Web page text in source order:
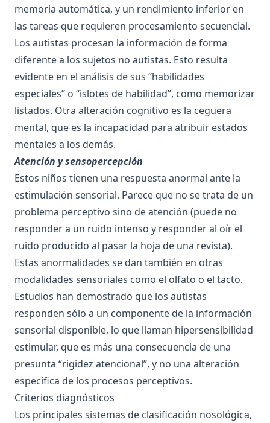
memoria automática, y un rendimiento inferior en
las tareas que requieren procesamiento secuencial.
Los autistas procesan la información de forma
diferente a los sujetos no autistas. Esto resulta
evidente en el análisis de sus “habilidades
especiales” o “islotes de habilidad”, como memorizar
listados. Otra alteración cognitivo es la ceguera
mental, que es la incapacidad para atribuir estados
mentales a los demás.
Atención y sensopercepción
Estos niños tienen una respuesta anormal ante la
estimulación sensorial. Parece que no se trata de un
problema perceptivo sino de atención (puede no
responder a un ruido intenso y responder al oír el
ruido producido al pasar la hoja de una revista).
Estas anormalidades se dan también en otras
modalidades sensoriales como el olfato o el tacto.
Estudios han demostrado que los autistas
responden sólo a un componente de la información
sensorial disponible, lo que llaman hipersensibilidad
estimular, que es más una consecuencia de una
presunta “rigidez atencional”, y no una alteración
específica de los procesos perceptivos.
Criterios diagnósticos
Los principales sistemas de clasificación nosológica,